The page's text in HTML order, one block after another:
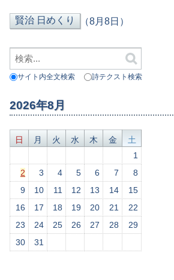
（8月8日）
サイト内全文検索 詩テクスト検索
2026年8月
日 月 火 水 木 金
土
1
2
3 4 5 6 7
8
9
10 11 12 13 14
15
16
17 18 19 20 21
22
23
24 25 26 27 28
29
30
31